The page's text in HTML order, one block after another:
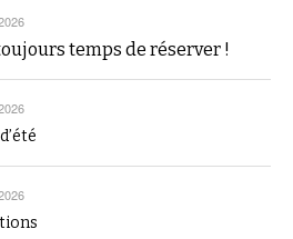
temps de réserver !